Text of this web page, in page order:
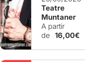
Teatre
Muntaner
A partir
de 16,00€